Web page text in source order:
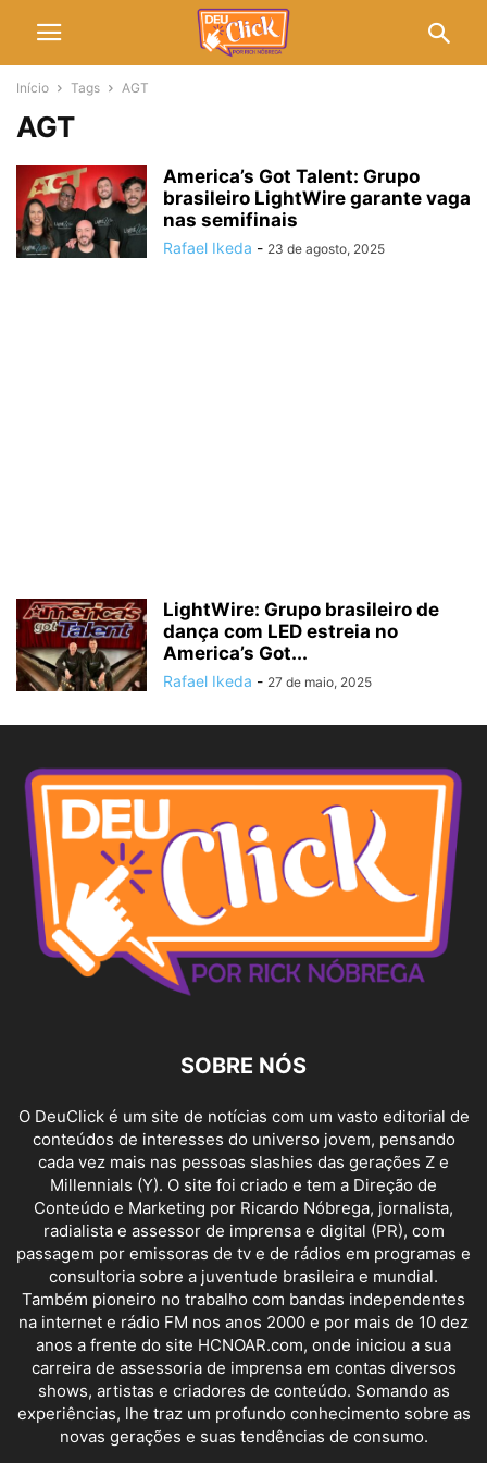
Início Tags AGT
AGT
America’s Got Talent: Grupo
brasileiro LightWire garante vaga
nas semifinais
Rafael Ikeda - 23 de agosto, 2025
LightWire: Grupo brasileiro de
dança com LED estreia no
America’s Got...
Rafael Ikeda - 27 de maio, 2025
SOBRE NÓS
O DeuClick é um site de notícias com um vasto editorial de
conteúdos de interesses do universo jovem, pensando
cada vez mais nas pessoas slashies das gerações Z e
Millennials (Y). O site foi criado e tem a Direção de
Conteúdo e Marketing por Ricardo Nóbrega, jornalista,
radialista e assessor de imprensa e digital (PR), com
passagem por emissoras de tv e de rádios em programas e
consultoria sobre a juventude brasileira e mundial.
Também pioneiro no trabalho com bandas independentes
na internet e rádio FM nos anos 2000 e por mais de 10 dez
anos a frente do site HCNOAR.com, onde iniciou a sua
carreira de assessoria de imprensa em contas diversos
shows, artistas e criadores de conteúdo. Somando as
experiências, lhe traz um profundo conhecimento sobre as
novas gerações e suas tendências de consumo.